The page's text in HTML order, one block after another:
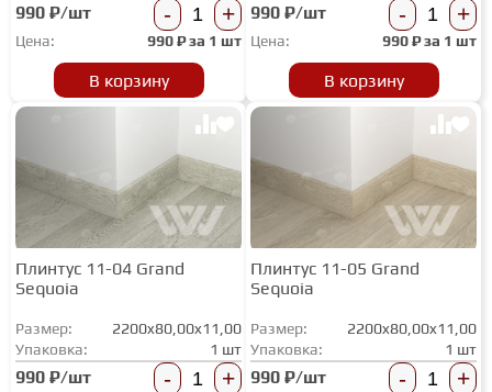
990 ₽/шт - +
Цена: 990₽ за 1 шт
В корзину
990 ₽/шт - +
Цена: 990₽ за 1 шт
В корзину
Плинтус 11-04 Grand
Sequoia
Размер:
2200x80,00x11,00
Упаковка:
1 шт
990 ₽/шт - +
Плинтус 11-05 Grand
Sequoia
Размер:
2200x80,00x11,00
Упаковка:
1 шт
990 ₽/шт - +